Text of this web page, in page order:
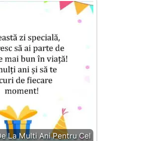
La Multi Ani Pentru Cel